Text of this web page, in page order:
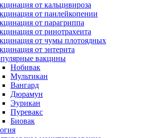
от кальцивироза
от панлейкопении
от парагриппа
от ринотрахеита
от чумы плотоядных
от энтерита
вакцины
Нобивак
Мультикан
Вангард
Дюрамун
Эурикан
Пуревакс
Биовак